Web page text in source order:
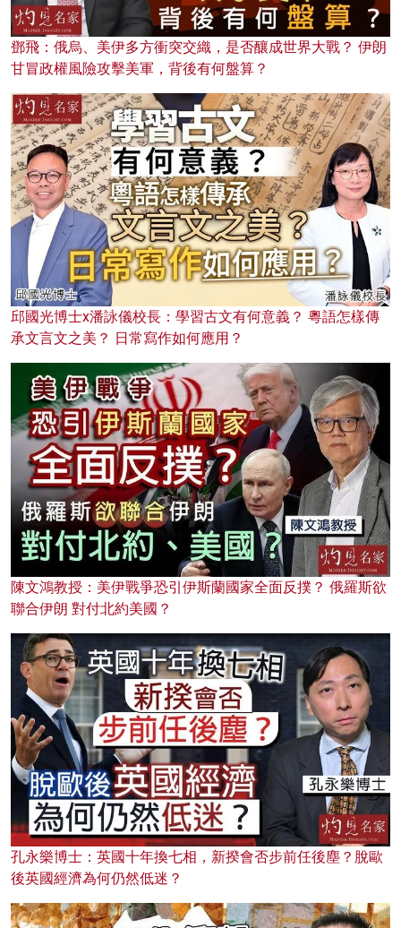
鄧飛：俄烏、美伊多方衝突交織，是否釀成世界大戰？ 伊朗
甘冒政權風險攻擊美軍，背後有何盤算？
邱國光博士x潘詠儀校長：學習古文有何意義？ 粵語怎樣傳
承文言文之美？ 日常寫作如何應用？
陳文鴻教授：美伊戰爭恐引伊斯蘭國家全面反撲？ 俄羅斯欲
聯合伊朗 對付北約美國？
孔永樂博士：英國十年換七相，新揆會否步前任後塵？脫歐
後英國經濟為何仍然低迷？